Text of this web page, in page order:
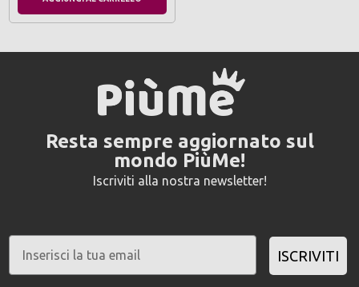
Resta sempre aggiornato sul
mondo PiùMe!
Iscriviti alla nostra newsletter!
ISCRIVITI